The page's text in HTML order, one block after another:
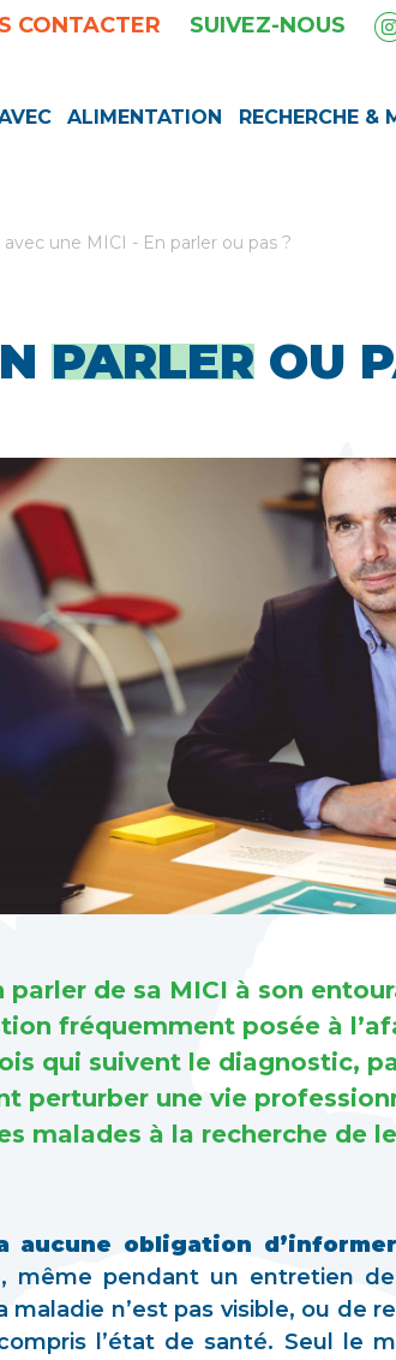
CONTACTER SUIVEZ-NOUS
ALIMENTATION RECHERCHE &
avec une MICI - En parler ou pas ?
PARLER OU
parler de sa MICI à son
fréquemment posée à
qui suivent le diagnostic,
perturber une vie
malades à la recherche de
aucune obligation
, même pendant un entretien
maladie n’est pas visible, ou de
l’état de santé. Seul le